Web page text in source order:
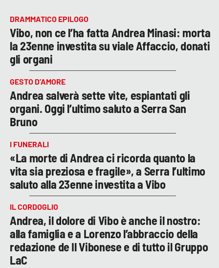
DRAMMATICO EPILOGO
Vibo, non ce l’ha fatta Andrea Minasi: morta
la 23enne investita su viale Affaccio, donati
gli organi
GESTO D’AMORE
Andrea salverà sette vite, espiantati gli
organi. Oggi l’ultimo saluto a Serra San
Bruno
I FUNERALI
«La morte di Andrea ci ricorda quanto la
vita sia preziosa e fragile», a Serra l’ultimo
saluto alla 23enne investita a Vibo
IL CORDOGLIO
Andrea, il dolore di Vibo è anche il nostro:
alla famiglia e a Lorenzo l’abbraccio della
redazione de Il Vibonese e di tutto il Gruppo
LaC